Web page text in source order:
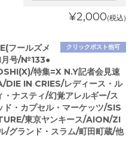
¥2,000(税込)
クリックポスト他可
フールズメ
月号/№133●
特集=X N.Y記者会見速
DIE IN CRIES/レディース・ル
・ナスティ/幻覚アレルギー/ス
ド・カプセル・マーケッツ/SIS
東京ヤンキース/AION/ZI
/グランド・スラム/町田町蔵/他